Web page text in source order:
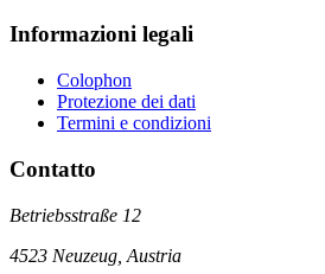
Informazioni legali
Colophon
Protezione dei dati
Termini e condizioni
Contatto
Betriebsstraße 12
4523 Neuzeug, Austria